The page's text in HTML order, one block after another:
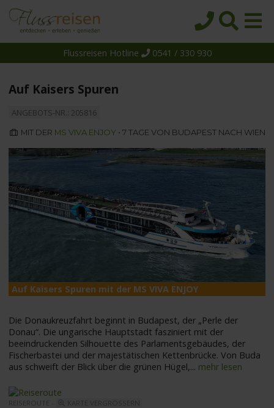
Reedereien
Über uns
Wissen
Flussreisen Hotline 0541 / 330 930
Auf Kaisers Spuren
ANGEBOTS-NR.: 205816
MIT DER MS VIVA ENJOY • 7 TAGE VON BUDAPEST NACH WIEN
Auf Kaisers Spuren mit der MS VIVA ENJOY
Die Donaukreuzfahrt beginnt in Budapest, der „Perle der
Donau“. Die ungarische Hauptstadt fasziniert mit der
beeindruckenden Silhouette des Parlamentsgebäudes, der
Fischerbastei und der majestätischen Kettenbrücke. Von Buda
aus schweift der Blick über die grünen Hügel,... mehr lesen
REISEROUTE -